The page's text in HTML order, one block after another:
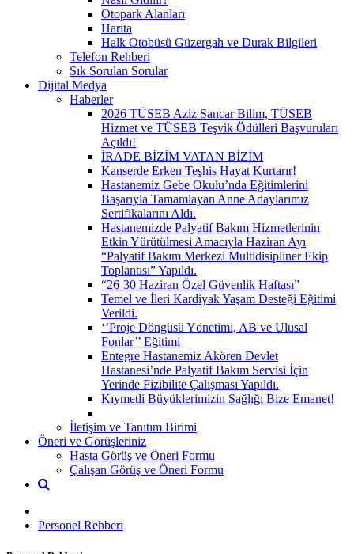
Otopark Alanları
Harita
Halk Otobüsü Güzergah ve Durak Bilgileri
Telefon Rehberi
Sık Sorulan Sorular
Dijital Medya
Haberler
2026 TÜSEB Aziz Sancar Bilim, TÜSEB
Hizmet ve TÜSEB Teşvik Ödülleri Başvuruları
Açıldı!
İRADE BİZİM VATAN BİZİM
Kanserde Erken Teşhis Hayat Kurtarır!
Hastanemiz Gebe Okulu’nda Eğitimlerini
Başarıyla Tamamlayan Anne Adaylarımız
Sertifikalarını Aldı.
Hastanemizde Palyatif Bakım Hizmetlerinin
Etkin Yürütülmesi Amacıyla Haziran Ayı
“Palyatif Bakım Merkezi Multidisipliner Ekip
Toplantısı” Yapıldı.
“26-30 Haziran Özel Güvenlik Haftası”
Temel ve İleri Kardiyak Yaşam Desteği Eğitimi
Verildi.
‘’Proje Döngüsü Yönetimi, AB ve Ulusal
Fonlar’’ Eğitimi
Entegre Hastanemiz Akören Devlet
Hastanesi’nde Palyatif Bakım Servisi İçin
Yerinde Fizibilite Çalışması Yapıldı.
Kıymetli Büyüklerimizin Sağlığı Bize Emanet!
İletişim ve Tanıtım Birimi
Öneri ve Görüşleriniz
Hasta Görüş ve Öneri Formu
Çalışan Görüş ve Öneri Formu
Personel Rehberi